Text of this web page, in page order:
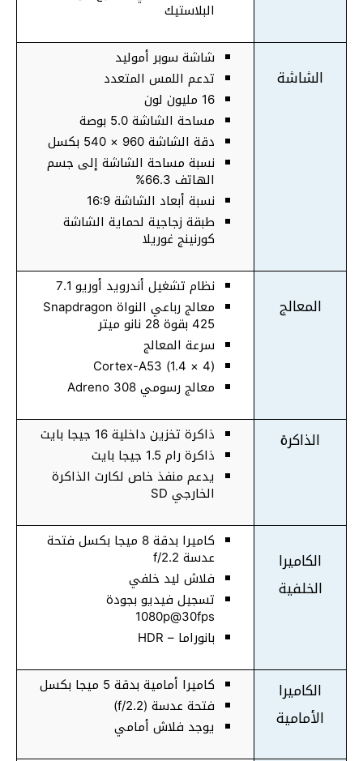
البلاستيك
الشاشة
شاشة سوبر أموليد
تدعم اللمس المتعدد
16 مليون لون
مساحة الشاشة 5.0 بوصة
دقة الشاشة 960 × 540 بكسل
نسبة مساحة الشاشة إلى جسم
الهاتف 66.3%
نسبة أبعاد الشاشة 16:9
طبقة زجاجية لحماية الشاشة
كورنينج غوريلا
المعالج
نظام تشغيل أندرويد أوريو 7.1
معالج رباعي النواة Snapdragon
425 بقوة 28 نانو ميتر
سرعة المعالج
(4 × 1.4) Cortex-A53
معالج رسومي Adreno 308
الذاكرة
ذاكرة تخزين داخلية 16 جيجا بايت
ذاكرة رام 1.5 جيجا بايت
يدعم منفذ خاص لكارت الذاكرة
الخارجي SD
الكاميرا
الخلفية
كاميرا بدقة 8 ميجا بكسل فتحة
عدسة f/2.2
فلاش ليد خلفي
تسجيل فيديو بجودة
1080p@30fps
بانوراما – HDR
الكاميرا
الأمامية
كاميرا أمامية بدقة 5 ميجا بكسل
فتحة عدسة (f/2.2)
يوجد فلاش أمامي